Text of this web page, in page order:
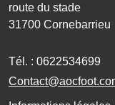
route du stade
31700 Cornebarrieu
Tél. : 0622534699